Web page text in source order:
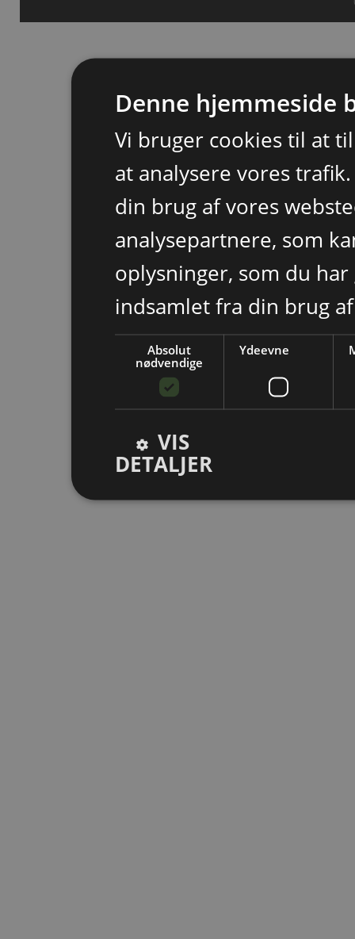
Denne hjemmeside
Vi bruger cookies til at
at analysere vores
din brug af vores
analysepartnere, som
oplysninger, som du
indsamlet fra din brug
Absolut
nødvendige
Ydeevne
VIS
DETALJER